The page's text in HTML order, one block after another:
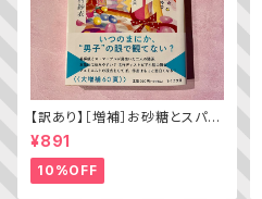
【訳あり】［増補］お砂糖とスパイ
スと爆発的な何か ——不真面
目な批評家によるフェミニスト批
評入門
¥891
10%OFF